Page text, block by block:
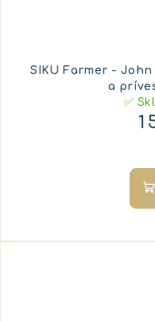
SIKU Farmer - John
a
✅